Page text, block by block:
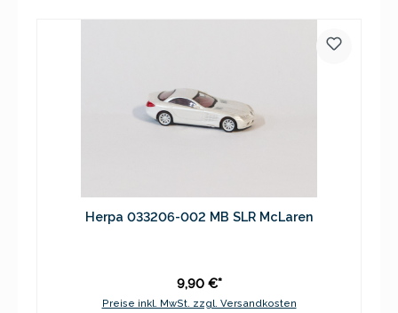
Herpa 033206-002 MB SLR McLaren
9,90 €*
Preise inkl. MwSt. zzgl. Versandkosten